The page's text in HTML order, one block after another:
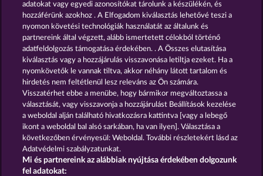
Adatkezelési tájékoztató Impresszum
A cég GYIK Facebook
Visszavonási kérelem benyújtása
A közösségi kaszinójátékok kizárólag szórakoztatási
célt szolgálnak, és azok egyáltalán nem
befolyásolják, hogy a játékos a jövőben valódi
pénzzel mennyire lesz sikeres a szerencsejáték
adatokat vagy egyedi azonosítókat tárolunk a készülékén, és
hozzáférünk azokhoz . A Elfogadom kiválasztás lehetővé teszi a
nyomon követési technológiák használatát az általunk és
partnereink által végzett, alább ismertetett célokból történő
adatfeldolgozás támogatása érdekében. . A Összes elutasítása
kiválasztás vagy a hozzájárulás visszavonása letiltja ezeket. Ha a
nyomkövetők le vannak tiltva, akkor néhány látott tartalom és
hirdetés nem feltétlenül lesz releváns az Ön számára.
Visszatérhet ebbe a menübe, hogy bármikor megváltoztassa a
választását, vagy visszavonja a hozzájárulást Beállítások kezelése
a weboldal alján található hivatkozásra kattintva [vagy a lebegő
ikont a weboldal bal alsó sarkában, ha van ilyen]. Választása a
következőben érvényesül: Weboldal. További részletekért lásd az
Adatvédelmi szabályzatunkat.
Mi és partnereink az alábbiak nyújtása érdekében dolgozunk
fel adatokat: